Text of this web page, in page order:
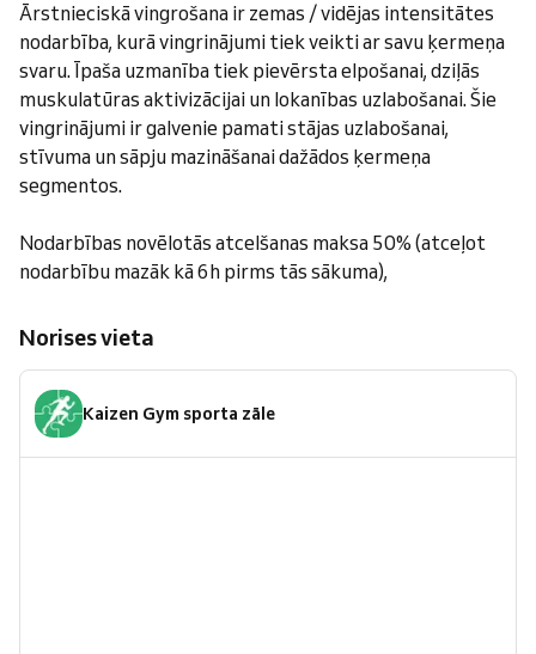
Ārstnieciskā vingrošana ir zemas / vidējas intensitātes
nodarbība, kurā vingrinājumi tiek veikti ar savu ķermeņa
svaru. Īpaša uzmanība tiek pievērsta elpošanai, dziļās
muskulatūras aktivizācijai un lokanības uzlabošanai. Šie
vingrinājumi ir galvenie pamati stājas uzlabošanai,
stīvuma un sāpju mazināšanai dažādos ķermeņa
segmentos.
Nodarbības novēlotās atcelšanas maksa 50% (atceļot
nodarbību mazāk kā 6h pirms tās sākuma),
Norises vieta
Kaizen Gym sporta zāle